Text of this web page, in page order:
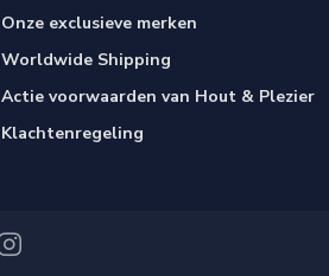
Onze exclusieve merken
Worldwide Shipping
Actie voorwaarden van Hout & Plezier
Klachtenregeling